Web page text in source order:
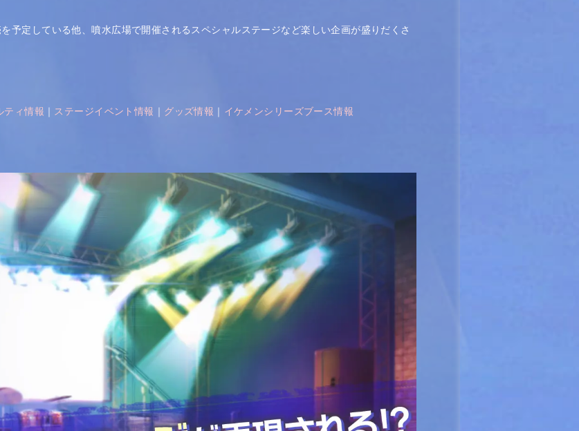
予定している他、噴水広場で開催されるスペシャルステージなど楽しい企画が盛りだくさ
ティ情報 ｜ ステージイベント情報 ｜ グッズ情報 ｜ イケメンシリーズブース情報